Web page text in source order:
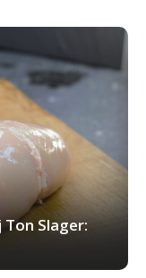
Ton Slager: